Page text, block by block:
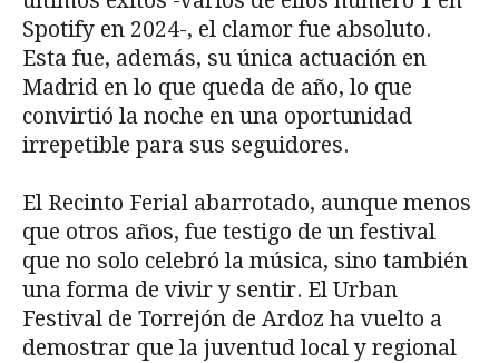
Spotify en 2024-, el clamor fue absoluto.
Esta fue, además, su única actuación en
Madrid en lo que queda de año, lo que
convirtió la noche en una oportunidad
irrepetible para sus seguidores.
El Recinto Ferial abarrotado, aunque menos
que otros años, fue testigo de un festival
que no solo celebró la música, sino también
una forma de vivir y sentir. El Urban
Festival de Torrejón de Ardoz ha vuelto a
demostrar que la juventud local y regional